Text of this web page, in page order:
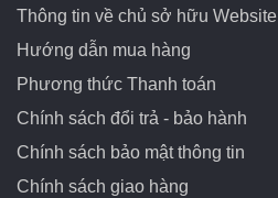
Thông tin về chủ sở hữu Website
Hướng dẫn mua hàng
Phương thức Thanh toán
Chính sách đổi trả - bảo hành
Chính sách bảo mật thông tin
Chính sách giao hàng